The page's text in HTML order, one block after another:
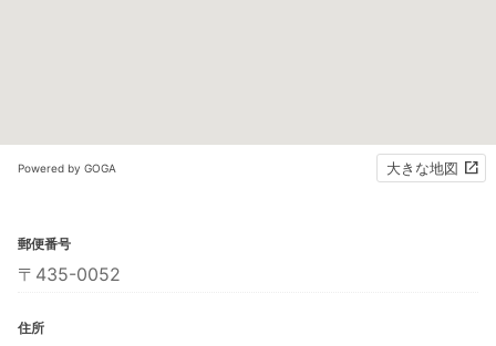
Powered by GOGA 大きな地図
郵便番号
〒435-0052
住所